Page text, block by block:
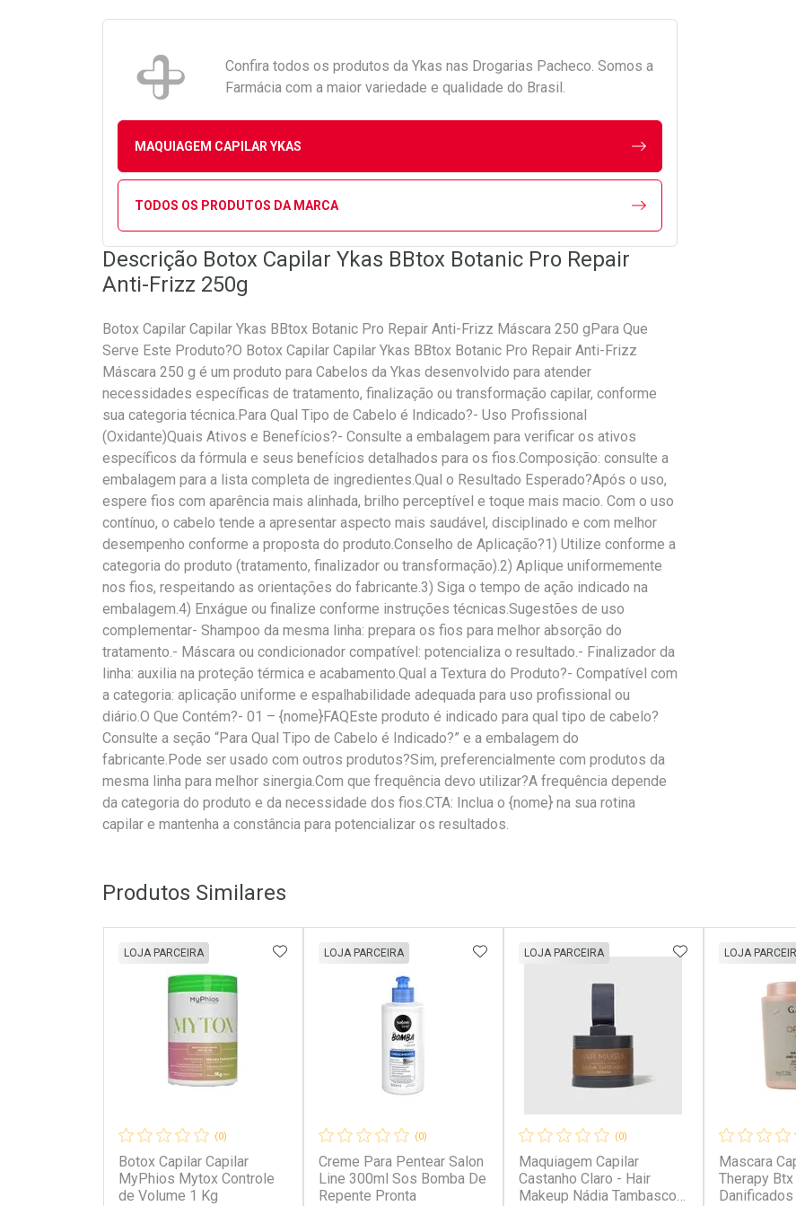
Confira todos os produtos da Ykas nas Drogarias Pacheco. Somos a
Farmácia com a maior variedade e qualidade do Brasil.
MAQUIAGEM CAPILAR YKAS
TODOS OS PRODUTOS DA MARCA
Descrição Botox Capilar Ykas BBtox Botanic Pro Repair
Anti-Frizz 250g
Botox Capilar Capilar Ykas BBtox Botanic Pro Repair Anti-Frizz Máscara 250 gPara Que
Serve Este Produto?O Botox Capilar Capilar Ykas BBtox Botanic Pro Repair Anti-Frizz
Máscara 250 g é um produto para Cabelos da Ykas desenvolvido para atender
necessidades específicas de tratamento, finalização ou transformação capilar, conforme
sua categoria técnica.Para Qual Tipo de Cabelo é Indicado?- Uso Profissional
(Oxidante)Quais Ativos e Benefícios?- Consulte a embalagem para verificar os ativos
específicos da fórmula e seus benefícios detalhados para os fios.Composição: consulte a
embalagem para a lista completa de ingredientes.Qual o Resultado Esperado?Após o uso,
espere fios com aparência mais alinhada, brilho perceptível e toque mais macio. Com o uso
contínuo, o cabelo tende a apresentar aspecto mais saudável, disciplinado e com melhor
desempenho conforme a proposta do produto.Conselho de Aplicação?1) Utilize conforme a
categoria do produto (tratamento, finalizador ou transformação).2) Aplique uniformemente
nos fios, respeitando as orientações do fabricante.3) Siga o tempo de ação indicado na
embalagem.4) Enxágue ou finalize conforme instruções técnicas.Sugestões de uso
complementar- Shampoo da mesma linha: prepara os fios para melhor absorção do
tratamento.- Máscara ou condicionador compatível: potencializa o resultado.- Finalizador da
linha: auxilia na proteção térmica e acabamento.Qual a Textura do Produto?- Compatível com
a categoria: aplicação uniforme e espalhabilidade adequada para uso profissional ou
diário.O Que Contém?- 01 – {nome}FAQEste produto é indicado para qual tipo de cabelo?
Consulte a seção “Para Qual Tipo de Cabelo é Indicado?” e a embalagem do
fabricante.Pode ser usado com outros produtos?Sim, preferencialmente com produtos da
mesma linha para melhor sinergia.Com que frequência devo utilizar?A frequência depende
da categoria do produto e da necessidade dos fios.CTA: Inclua o {nome} na sua rotina
capilar e mantenha a constância para potencializar os resultados.
Produtos Similares
(0)
Botox Capilar Capilar
MyPhios Mytox Controle
de Volume 1 Kg
LOJA PARCEIRA ADICIONAR AOS FAVORITOS
(0)
Creme Para Pentear Salon
Line 300ml Sos Bomba De
Repente Pronta
LOJA PARCEIRA ADICIONAR AOS FAVORITOS
(0)
Maquiagem Capilar
Castanho Claro - Hair
Makeup Nádia Tambasco
LOJA PARCEIRA ADICIONAR
Mascara
Therapy
LOJA